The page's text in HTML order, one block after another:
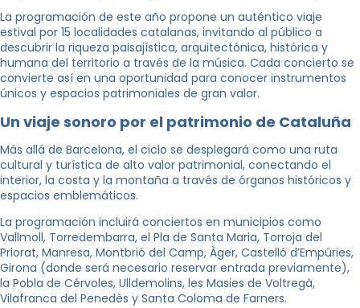
La programación de este año propone un auténtico viaje
estival por 15 localidades catalanas, invitando al público a
descubrir la riqueza paisajística, arquitectónica, histórica y
humana del territorio a través de la música. Cada concierto se
convierte así en una oportunidad para conocer instrumentos
únicos y espacios patrimoniales de gran valor.
Un viaje sonoro por el patrimonio de Cataluña
Más allá de Barcelona, el ciclo se desplegará como una ruta
cultural y turística de alto valor patrimonial, conectando el
interior, la costa y la montaña a través de órganos históricos y
espacios emblemáticos.
La programación incluirá conciertos en municipios como
Vallmoll, Torredembarra, el Pla de Santa Maria, Torroja del
Priorat, Manresa, Montbrió del Camp, Àger, Castelló d’Empúries,
Girona (donde será necesario reservar entrada previamente),
la Pobla de Cérvoles, Ulldemolins, les Masies de Voltregà,
Vilafranca del Penedès y Santa Coloma de Farners.